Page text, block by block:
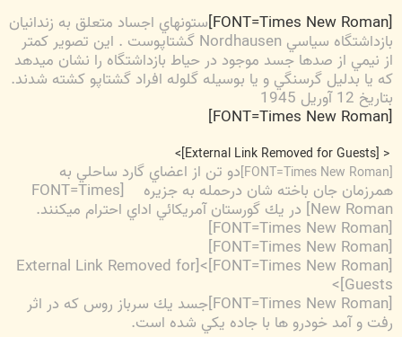
ستونهاي اجساد متعلق به زندانيان
بازداشتگاه سياسي Nordhausen گشتاپوست . اين تصوير كمتر
از نيمي از صدها جسد موجود در حياط بازداشتگاه را نشان ميدهد
كه يا بدليل گرسنگي و يا بوسيله گلوله افراد گشتاپو كشته شدند.
بتاريخ 12 آوريل 1945
<
>
دو تن از اعضاي گارد ساحلي به
همرزمان جان باخته شان درحمله به جزيره [FONT=Times
New Roman] در يك گورستان آمريكائي اداي احترام ميكنند.
[External Link Removed for
Guests]
>
[FONT=Times New Roman]جسد يك سرباز روس كه در اثر
رفت و آمد خودرو ها با جاده يكي شده است.